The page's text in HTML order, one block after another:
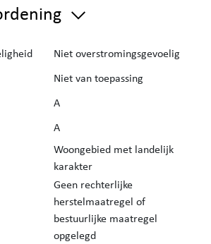
Niet overstromingsgevoelig
Niet van toepassing
A
A
Woongebied met landelijk
karakter
Geen rechterlijke
herstelmaatregel of
bestuurlijke maatregel
opgelegd